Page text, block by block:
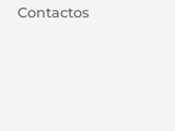
Contactos